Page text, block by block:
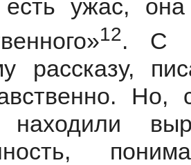
ужас,
12. С
рассказу,
Но,
находили